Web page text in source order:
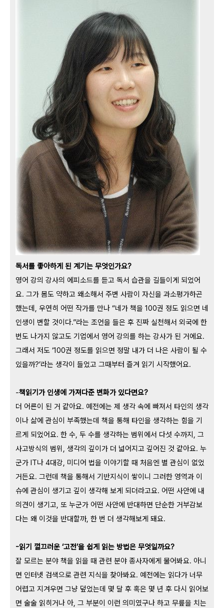
독서를 좋아하게 된 계기는 무엇인가요?
영어 강의 강사의 에피소드를 듣고 독서 습관을 길들이게 되었어
요. 그가 몸도 약하고 왜소해서 주변 사람이 자신을 과소평가하곤
했는데, 우연히 어떤 작가를 만나 “네가 책을 100권 정도 읽으면 네
인생이 변할 것이다.”라는 조언을 들은 후 진짜 실천해서 외국에 한
번도 나가지 않고도 기업에서 영어 강의를 하는 강사가 된 거에요.
그래서 저도 ‘100권 정도를 읽으면 정말 내가 더 나은 사람이 될 수
있을까?’라는 생각이 들었고 그때부터 즐겨 읽기 시작했어요.
-책읽기가 인생에 가져다준 변화가 있다면요?
더 어른이 된 거 같아요. 예전에는 제 생각 속에 빠져서 타인의 생각
이나 삶에 관심이 부족했는데 책을 통해 타인을 생각하는 힘을 기
르게 되었어요. 한 수, 두 수를 생각하는 범위에서 다섯 수까지, 그
사고방식의 범위, 생각의 깊이가 더 넓어지고 깊어진 것 같아요. 누
군가 IT나 4대강, 미디어 법을 이야기할 때 처음엔 별 관심이 없었
거든요. 그런데 책을 통해서 기반지식이 쌓이니 그러한 영역과 이
슈에 관심이 생기고 깊이 생각해 보게 되더라고요. 어떤 사안에 내
의견이 생기고, 또 누군가 어떤 사안에 반대하면 단순한 거부감보
다는 왜 이것을 반대할까, 한 번 더 생각해보게 돼요.
-읽기 껄끄러운 ‘고전’을 쉽게 읽는 방법은 무엇일까요?
잘 모르는 분야 책을 읽을 때 관련 분야 종사자에게 물어봐요. 아니
면 인터넷 검색으로 관련 지식을 찾아봐요. 예전에는 읽다가 너무
어렵고 지겨우면 그냥 덮었는데 몇 달 후 혹은 몇 년 후 다시 읽어보
면 술술 읽히거나 아, 그 부분이 이런 의미였구나 하고 무릎을 치는